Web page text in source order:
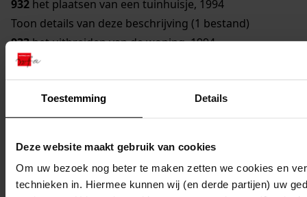
Toestemming Details
Deze website maakt gebruik van cookies
Om uw bezoek nog beter te maken zetten we cookies en
technieken in. Hiermee kunnen wij (en derde partijen) uw
932 het plaatsen van een tuinhuisje, 1994
Toon details van deze beschrijving (1 bestand)
933het uitbreiden van de woning, 1994
Toon details van deze beschrijving (1 bestand)
934het uitbreiden van de dakkapel, 1994
Toon details van deze beschrijving (1 bestand)
935het plaatsen van een tuinhuisje, 1994
het aanbouwen van een bijkeuken, 1994
Toon details van deze beschrijving (1 bestand)